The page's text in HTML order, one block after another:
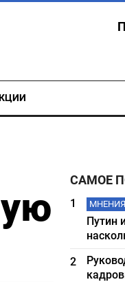
САМОЕ
1 МНЕНИЯ
Путин
2